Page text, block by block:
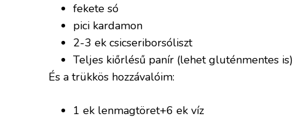
fekete só
pici kardamon
2-3 ek csicseriborsóliszt
Teljes kiőrlésű panír (lehet gluténmentes is)
És a trükkös hozzávalóim:
1 ek lenmagtöret+6 ek víz